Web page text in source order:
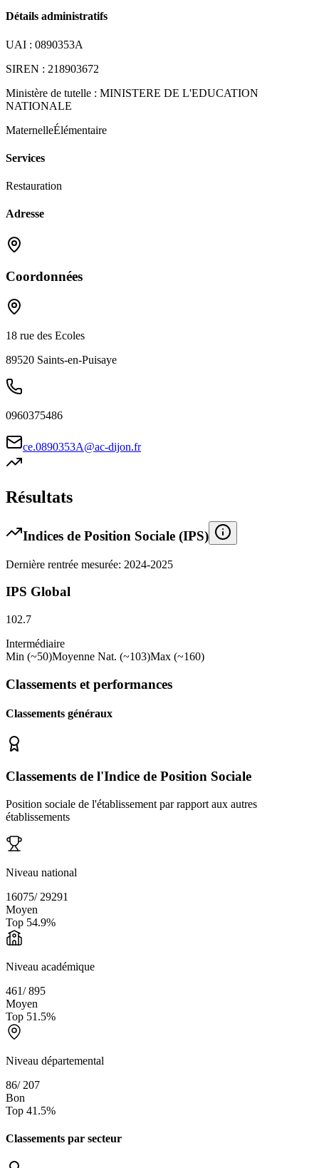
Détails administratifs
UAI : 0890353A
SIREN : 218903672
Ministère de tutelle : MINISTERE DE L'EDUCATION
NATIONALE
MaternelleÉlémentaire
Services
Restauration
Adresse
Coordonnées
18 rue des Ecoles
89520 Saints-en-Puisaye
0960375486
ce.0890353A@ac-dijon.fr
Résultats
Indices de Position Sociale (IPS)
Dernière rentrée mesurée: 2024-2025
IPS Global
102.7
Intermédiaire
Min (~50)Moyenne Nat. (~103)Max (~160)
Classements et performances
Classements généraux
Classements de l'Indice de Position Sociale
Position sociale de l'établissement par rapport aux autres
établissements
Niveau national
16075/ 29291
Moyen
Top 54.9%
Niveau académique
461/895
Moyen
Top 51.5%
Niveau départemental
86/ 207
Bon
Top 41.5%
Classements par secteur